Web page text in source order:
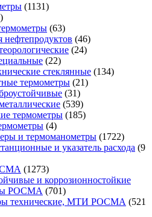
11311131
16
товаров
6363
товара
нефтепродуктов 4646
2424
2222
товара
стеклянные 134134
термометры 2121
3131
товар
539539
товаров
термометры 185185
44
товара
и термоманометры 17221722
товара
и указатель расхода 9
12731273
товара
и коррозионностойкие
РОСМА
701701
товар
технические, МТИ РОСМА
521